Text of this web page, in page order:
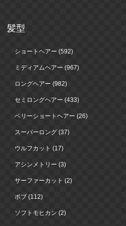
髪型
ショートヘアー (592)
ミディアムヘアー (967)
ロングヘアー (982)
セミロングヘアー (433)
ベリーショートヘアー (26)
スーパーロング (37)
ウルフカット (17)
アシンメトリー (3)
サーファーカット (2)
ボブ (112)
ソフトモヒカン (2)